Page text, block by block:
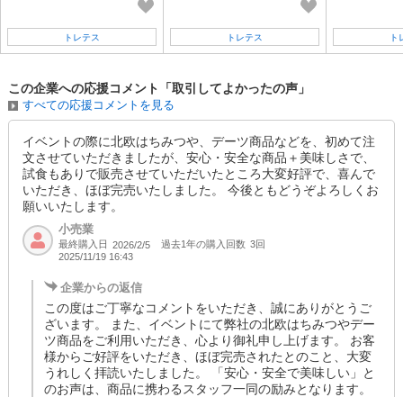
トレテス トレテス ト
この企業への応援コメント「取引してよかったの声」
すべての応援コメントを見る
イベントの際に北欧はちみつや、デーツ商品などを、初めて注
文させていただきましたが、安心・安全な商品＋美味しさで、
試食もありで販売させていただいたところ大変好評で、喜んで
いただき、ほぼ完売いたしました。 今後ともどうぞよろしくお
願いいたします。
小売業
最終購入日 2026/2/5 過去1年の購入回数 3回
2025/11/19 16:43
企業からの返信
この度はご丁寧なコメントをいただき、誠にありがとうご
ざいます。 また、イベントにて弊社の北欧はちみつやデー
ツ商品をご利用いただき、心より御礼申し上げます。 お客
様からご好評をいただき、ほぼ完売されたとのこと、大変
うれしく拝読いたしました。 「安心・安全で美味しい」と
のお声は、商品に携わるスタッフ一同の励みとなります。